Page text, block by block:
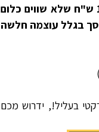
(שימו לב = ברוב האתרים משכירים לכם מקרנים של 1000 ש"ח שלא שווים כלום
שאתם שמים על 20% בהירות מסך בגלל עוצמה חלשה
לכם כבלים של 1 מטר לא פרקטי בעליל!, ידרוש מכם